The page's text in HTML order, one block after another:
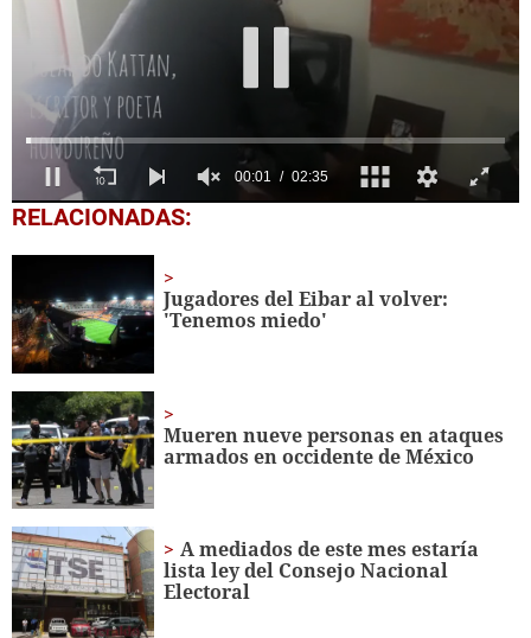
0
of
seconds
00:03 02:35
RELACIONADAS:
Jugadores del Eibar al volver:
'Tenemos miedo'
Mueren nueve personas en ataques
armados en occidente de México
A mediados de este mes estaría
lista ley del Consejo Nacional
Electoral